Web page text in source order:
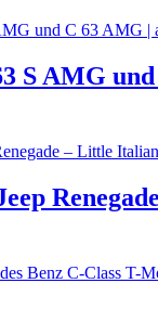
S AMG und